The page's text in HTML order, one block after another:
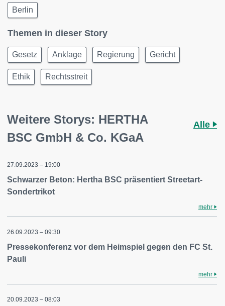
Berlin
Themen in dieser Story
Gesetz Anklage Regierung Gericht
Ethik Rechtsstreit
Weitere Storys: HERTHA
BSC GmbH & Co. KGaA
Alle
27.09.2023 – 19:00
Schwarzer Beton: Hertha BSC präsentiert Streetart-
Sondertrikot
mehr
26.09.2023 – 09:30
Pressekonferenz vor dem Heimspiel gegen den FC St.
Pauli
mehr
20.09.2023 – 08:03